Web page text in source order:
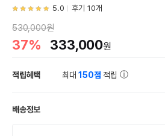
5.0 후기 10개
530,000원
37% 333,000원
적립혜택 최대150점 적립
배송정보